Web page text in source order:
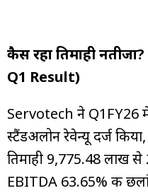
कैस रहा तिमाही
Q1 Result)
Servotech ने Q1FY26
स्टैंडअलोन रेवेन्यू दर्ज
तिमाही ₹9,775.48 लाख
EBITDA 63.65% की